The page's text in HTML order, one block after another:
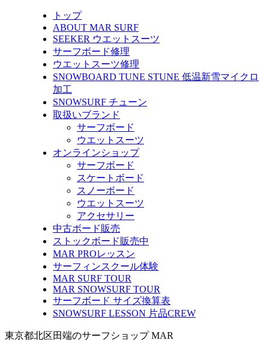
トップ
ABOUT MAR SURF
SEEKER ウエットスーツ
サーフボード修理
ウエットスーツ修理
SNOWBOARD TUNE STUNE 低温新雪マイクロ
加工
SNOWSURF チューン
取扱いブランド
サーフボード
ウエットスーツ
オンラインショップ
サーフボード
スケートボード
スノーボード
ウエットスーツ
アクセサリー
中古ボード販売
ストックボード販売中
MAR PROレッスン
サーフィンスクール体験
MAR SURF TOUR
MAR SNOWSURF TOUR
サーフボード サイズ換算表
SNOWSURF LESSON 片品CREW
東京都北区田端のサーフショップ MAR